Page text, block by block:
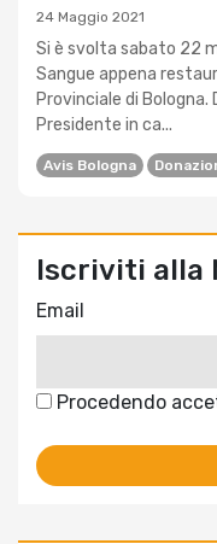
24 Maggio 2021
Si è svolta sabato 22
Sangue appena
Provinciale di Bologna.
Presidente in ca...
Avis Bologna
Iscriviti alla
Email
Procedendo